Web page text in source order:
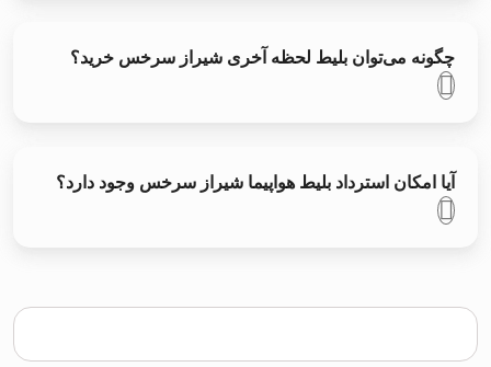
چگونه می‌توان بلیط لحظه آخری شیراز سرخس خرید؟
آیا امکان استرداد بلیط هواپیما شیراز سرخس وجود دارد؟